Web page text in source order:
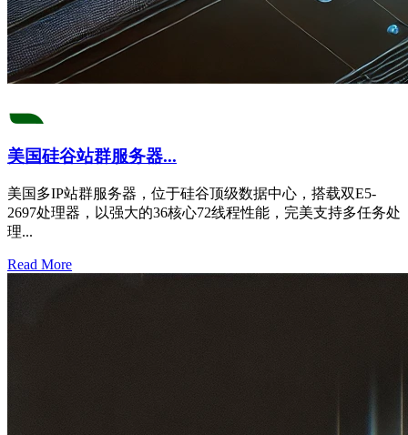
美国硅谷站群服务器...
美国多IP站群服务器，位于硅谷顶级数据中心，搭载双E5-
2697处理器，以强大的36核心72线程性能，完美支持多任务处
理...
Read More